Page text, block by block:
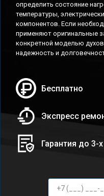
определить состояние
температуры,
компонентов. Если
применяют оригинальные
конкретной моделью
надежность и
Бесплатно
Экспресс
Гарантия до 3-